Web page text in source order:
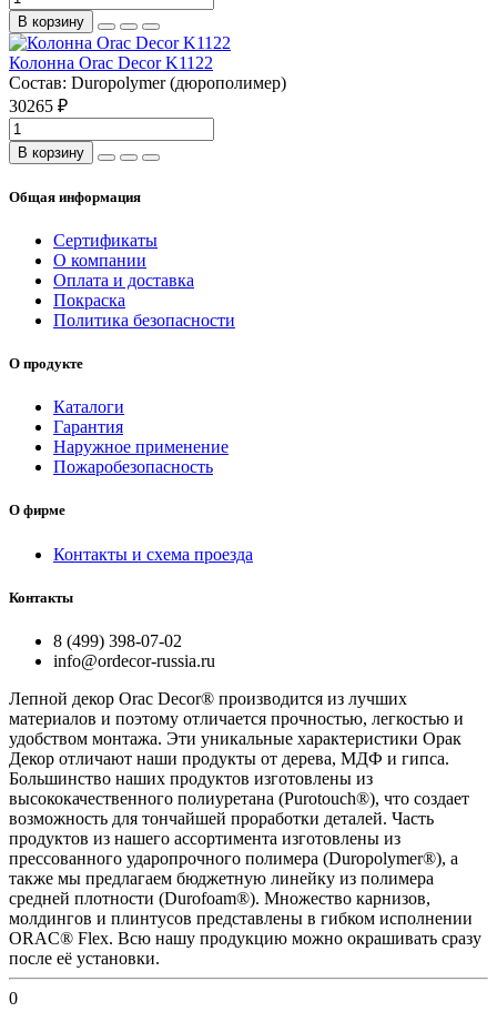
В корзину
Колонна Orac Decor K1122
Состав: Duropolymer (дюрополимер)
30265 ₽
В корзину
Общая информация
Сертификаты
О компании
Оплата и доставка
Покраска
Политика безопасности
О продукте
Каталоги
Гарантия
Наружное применение
Пожаробезопасность
О фирме
Контакты и схема проезда
Контакты
8 (499) 398-07-02
info@ordecor-russia.ru
Лепной декор Orac Decor® производится из лучших
материалов и поэтому отличается прочностью, легкостью и
удобством монтажа. Эти уникальные характеристики Орак
Декор отличают наши продукты от дерева, МДФ и гипса.
Большинство наших продуктов изготовлены из
высококачественного полиуретана (Purotouch®), что создает
возможность для тончайшей проработки деталей. Часть
продуктов из нашего ассортимента изготовлены из
прессованного ударопрочного полимера (Duropolymer®), а
также мы предлагаем бюджетную линейку из полимера
средней плотности (Durofoam®). Множество карнизов,
молдингов и плинтусов представлены в гибком исполнении
ORAC® Flex. Всю нашу продукцию можно окрашивать сразу
после её установки.
0